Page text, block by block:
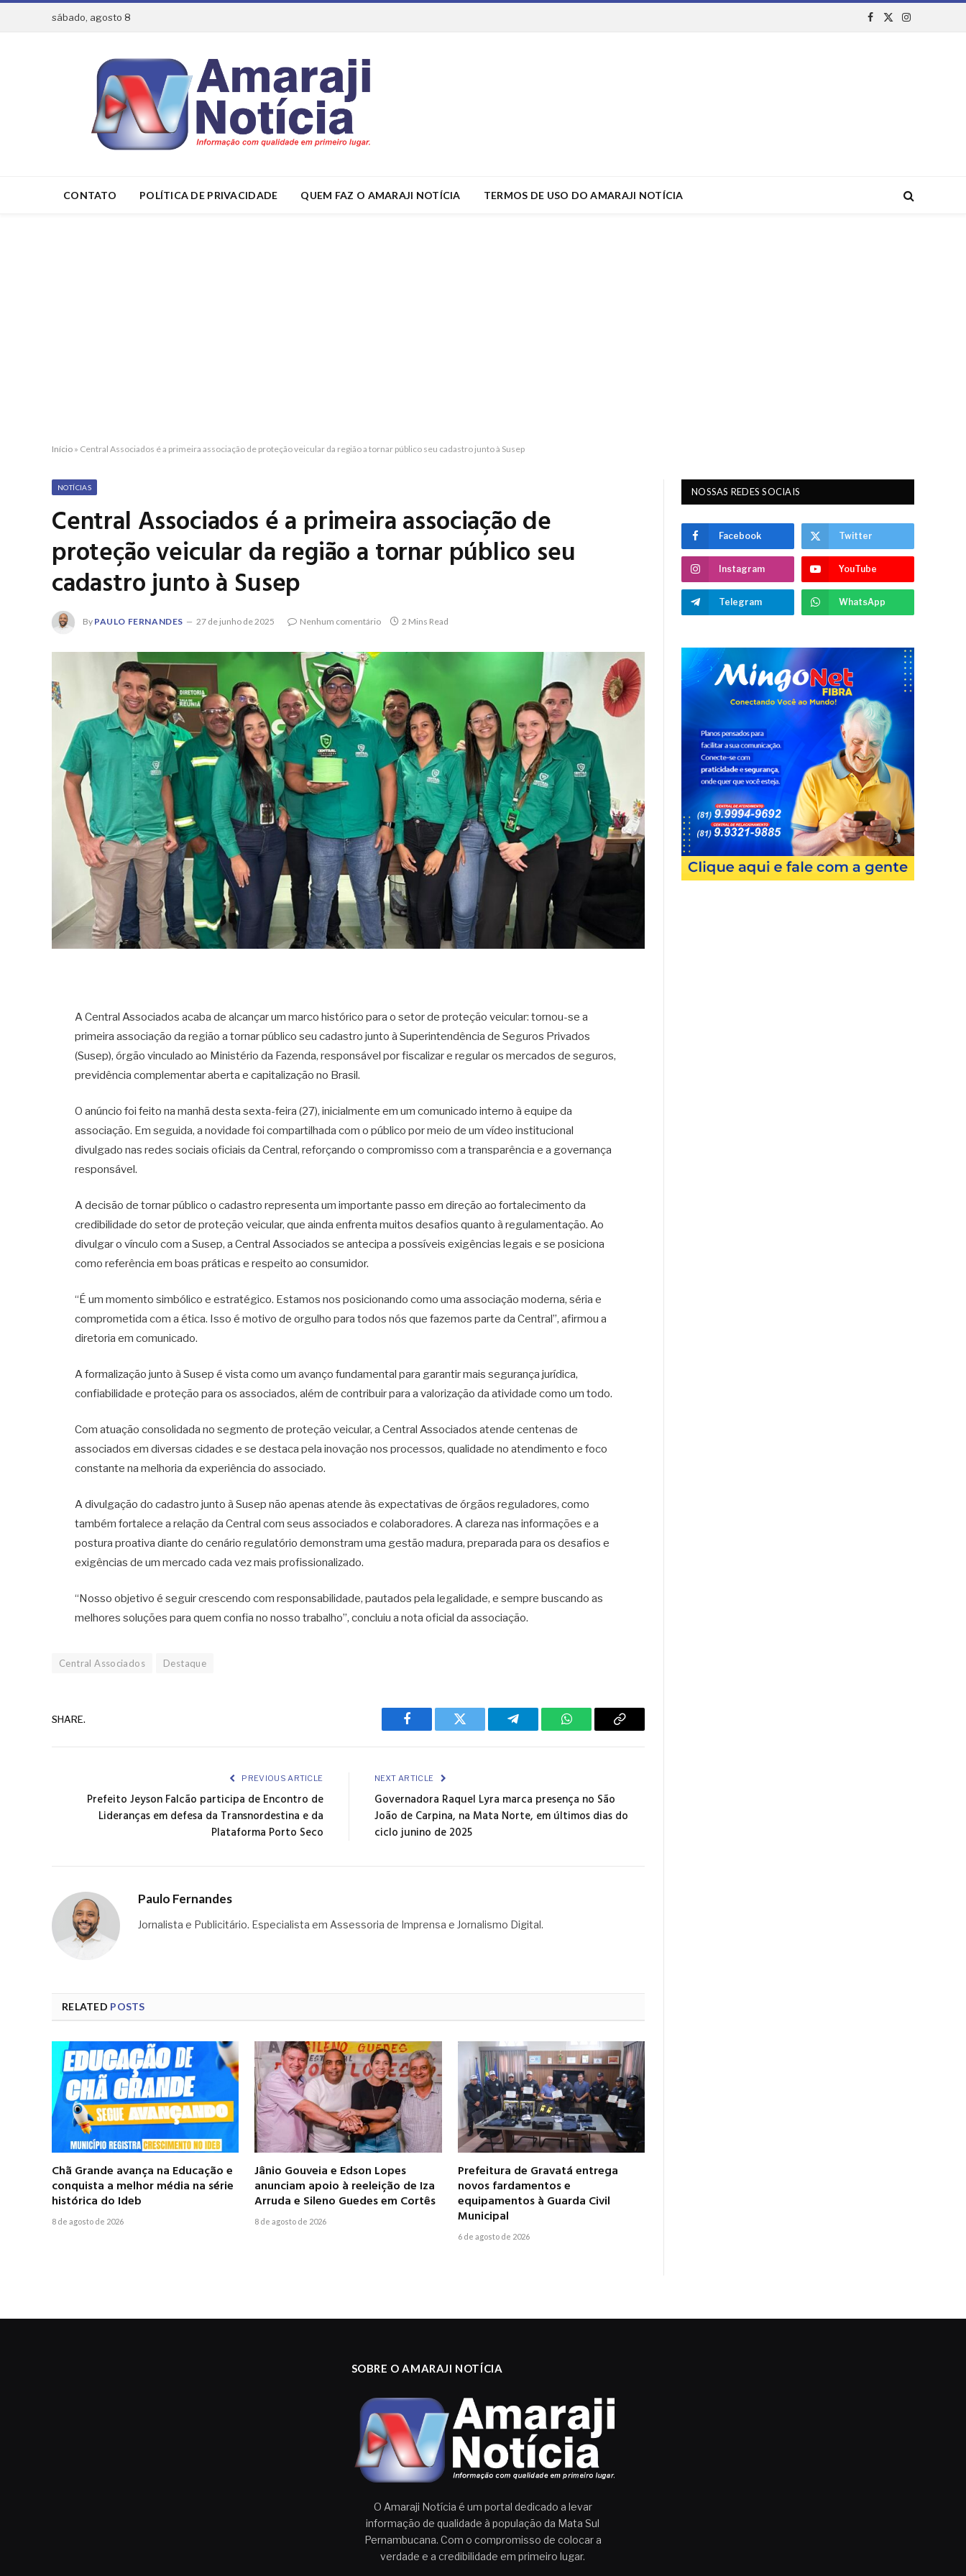
sábado, agosto 8
Facebook
X
Instagram
CONTATO POLÍTICA DE PRIVACIDADE QUEM FAZ O AMARAJI NOTÍCIA TERMOS DE USO DO AMARAJI NOTÍCIA
Início » Central Associados é a primeira associação de proteção veicular da região a tornar público seu cadastro junto à Susep
NOTÍCIAS
Central Associados é a primeira associação de
proteção veicular da região a tornar público seu
cadastro junto à Susep
By PAULO FERNANDES 27 de junho de 2025 Nenhum comentário 2 Mins Read
A Central Associados acaba de alcançar um marco histórico para o setor de proteção veicular: tornou-se a
primeira associação da região a tornar público seu cadastro junto à Superintendência de Seguros Privados
(Susep), órgão vinculado ao Ministério da Fazenda, responsável por fiscalizar e regular os mercados de seguros,
previdência complementar aberta e capitalização no Brasil.
O anúncio foi feito na manhã desta sexta-feira (27), inicialmente em um comunicado interno à equipe da
associação. Em seguida, a novidade foi compartilhada com o público por meio de um vídeo institucional
divulgado nas redes sociais oficiais da Central, reforçando o compromisso com a transparência e a governança
responsável.
A decisão de tornar público o cadastro representa um importante passo em direção ao fortalecimento da
credibilidade do setor de proteção veicular, que ainda enfrenta muitos desafios quanto à regulamentação. Ao
divulgar o vínculo com a Susep, a Central Associados se antecipa a possíveis exigências legais e se posiciona
como referência em boas práticas e respeito ao consumidor.
“É um momento simbólico e estratégico. Estamos nos posicionando como uma associação moderna, séria e
comprometida com a ética. Isso é motivo de orgulho para todos nós que fazemos parte da Central”, afirmou a
diretoria em comunicado.
A formalização junto à Susep é vista como um avanço fundamental para garantir mais segurança jurídica,
confiabilidade e proteção para os associados, além de contribuir para a valorização da atividade como um todo.
Com atuação consolidada no segmento de proteção veicular, a Central Associados atende centenas de
associados em diversas cidades e se destaca pela inovação nos processos, qualidade no atendimento e foco
constante na melhoria da experiência do associado.
A divulgação do cadastro junto à Susep não apenas atende às expectativas de órgãos reguladores, como
também fortalece a relação da Central com seus associados e colaboradores. A clareza nas informações e a
postura proativa diante do cenário regulatório demonstram uma gestão madura, preparada para os desafios e
exigências de um mercado cada vez mais profissionalizado.
“Nosso objetivo é seguir crescendo com responsabilidade, pautados pela legalidade, e sempre buscando as
melhores soluções para quem confia no nosso trabalho”, concluiu a nota oficial da associação.
Central Associados Destaque
SHARE.
Facebook Twitter Telegram WhatsAppCopy
PREVIOUS ARTICLE
Prefeito Jeyson Falcão participa de Encontro de
Lideranças em defesa da Transnordestina e da
Plataforma Porto Seco
NEXT ARTICLE
Governadora Raquel Lyra marca presença no São
João de Carpina, na Mata Norte, em últimos dias do
ciclo junino de 2025
Paulo Fernandes
Jornalista e Publicitário. Especialista em Assessoria de Imprensa e Jornalismo Digital.
RELATED POSTS
Chã Grande avança na Educação e
conquista a melhor média na série
histórica do Ideb
8 de agosto de 2026
Jânio Gouveia e Edson Lopes
anunciam apoio à reeleição de Iza
Arruda e Sileno Guedes em Cortês
8 de agosto de 2026
Prefeitura de Gravatá entrega
novos fardamentos e
equipamentos à Guarda Civil
Municipal
6 de agosto de 2026
NOSSAS REDES SOCIAIS
Facebook Twitter
Instagram YouTube
Telegram WhatsApp
SOBRE O AMARAJI NOTÍCIA
O Amaraji Notícia é um portal dedicado a levar
informação de qualidade à população da Mata Sul
Pernambucana. Com o compromisso de colocar a
verdade e a credibilidade em primeiro lugar.